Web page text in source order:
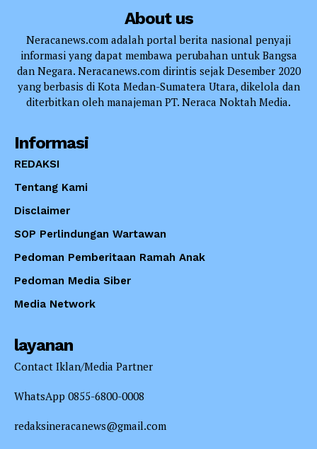
About us
Neracanews.com adalah portal berita nasional penyaji
informasi yang dapat membawa perubahan untuk Bangsa
dan Negara. Neracanews.com dirintis sejak Desember 2020
yang berbasis di Kota Medan-Sumatera Utara, dikelola dan
diterbitkan oleh manajeman PT. Neraca Noktah Media.
Informasi
REDAKSI
Tentang Kami
Disclaimer
SOP Perlindungan Wartawan
Pedoman Pemberitaan Ramah Anak
Pedoman Media Siber
Media Network
layanan
Contact Iklan/Media Partner
WhatsApp 0855-6800-0008
redaksineracanews@gmail.com